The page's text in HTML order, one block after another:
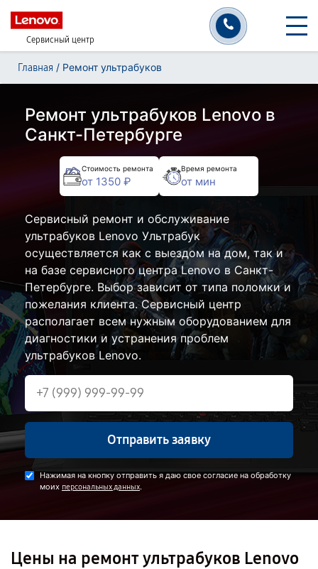
Сервисный центр
Главная / Ремонт ультрабуков
Ремонт ультрабуков Lenovo в
Санкт-Петербурге
Стоимость ремонта
от 1350 ₽
Время ремонта
от мин
Сервисный ремонт и обслуживание
ультрабуков Lenovo Ультрабук
осуществляется как с выездом на дом, так и
на базе сервисного центра Lenovo в Санкт-
Петербурге. Выбор зависит от типа поломки и
пожелания клиента. Сервисный центр
располагает всем нужным оборудованием для
диагностики и устранения проблем
ультрабуков Lenovo.
Отправить заявку
Нажимая на кнопку отправить я даю свое согласие на обработку
моих персональных данных.
Цены на ремонт ультрабуков Lenovo